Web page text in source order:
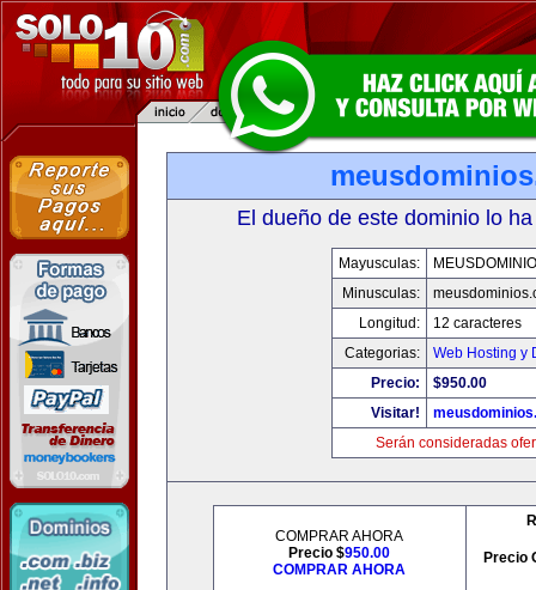
El dueño de este dominio lo
Mayusculas:
Minusculas:
Longitud:
12 caracteres
Categorias:
Web Hosting y
Precio:
$950.00
Visitar!
Serán consideradas
COMPRAR AHORA
Precio $950.00
COMPRAR AHORA
Precio